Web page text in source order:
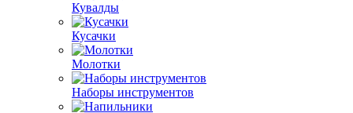
Кувалды
Кусачки
Молотки
Наборы инструментов